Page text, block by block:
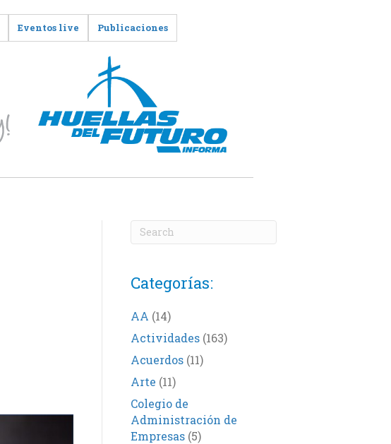
Eventos live Publicaciones
Categorías:
AA (14)
Actividades(163)
Acuerdos(11)
Arte (11)
Colegio de
Administración de
Empresas(5)